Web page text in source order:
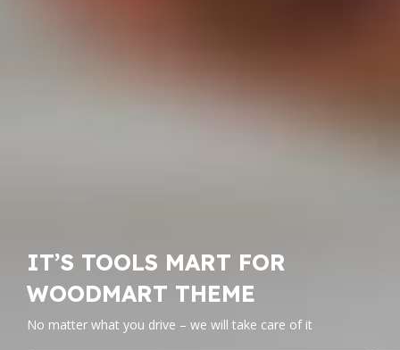
IT’S TOOLS MART FOR
WOODMART THEME
No matter what you drive – we will take care of it